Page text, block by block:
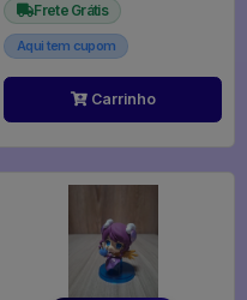
Frete Grátis
Aqui tem cupom
Carrinho